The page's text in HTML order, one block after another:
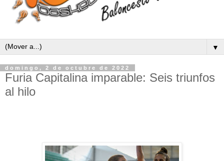
▼
domingo, 2 de octubre de 2022
Furia Capitalina imparable: Seis triunfos
al hilo